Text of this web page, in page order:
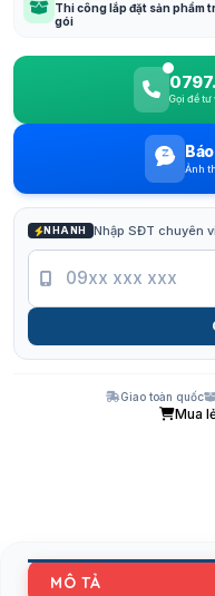
Thi công lắp đặt sản phẩm
gói
Gọi để tư
Ảnh
NHANH Nhập SĐT chuyên
Giao toàn quốc
Mua
MÔ TẢ